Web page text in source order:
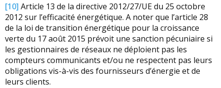
[10] Article 13 de la directive 2012/27/UE du 25 octobre
2012 sur l’efficacité énergétique. A noter que l’article 28
de la loi de transition énergétique pour la croissance
verte du 17 août 2015 prévoit une sanction pécuniaire si
les gestionnaires de réseaux ne déploient pas les
compteurs communicants et/ou ne respectent pas leurs
obligations vis-à-vis des fournisseurs d’énergie et de
leurs clients.